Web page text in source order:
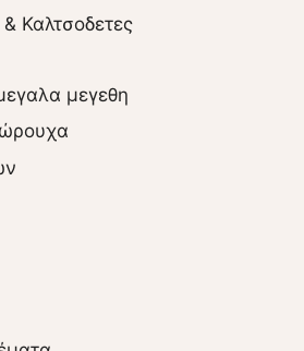
Καλτσοδετες
μεγεθη